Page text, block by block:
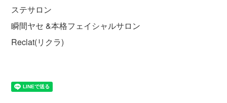
ステサロン
瞬間ヤセ &本格フェイシャルサロン
Reclat(リクラ)